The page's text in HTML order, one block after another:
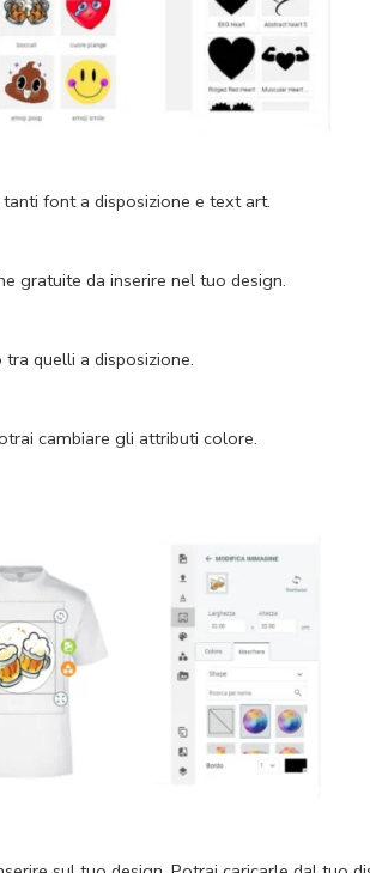
font a disposizione e text art.
gratuite da inserire nel tuo design.
quelli a disposizione.
cambiare gli attributi colore.